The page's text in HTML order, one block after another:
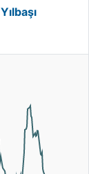
Yılbaşı